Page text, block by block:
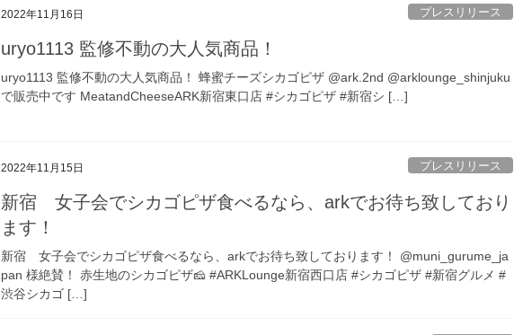
2022年11月16日 プレスリリース
uryo1113 監修不動の大人気商品！
uryo1113 監修不動の大人気商品！ 蜂蜜チーズシカゴピザ @ark.2nd @arklounge_shinjuku
で販売中です MeatandCheeseARK新宿東口店 #シカゴピザ #新宿シ […]
2022年11月15日 プレスリリース
新宿 女子会でシカゴピザ食べるなら、arkでお待ち致しており
ます！
新宿 女子会でシカゴピザ食べるなら、arkでお待ち致しております！ @muni_gurume_ja
pan 様絶賛！ 赤生地のシカゴピザ🧀 #ARKLounge新宿西口店 #シカゴピザ #新宿グルメ #
渋谷シカゴ […]